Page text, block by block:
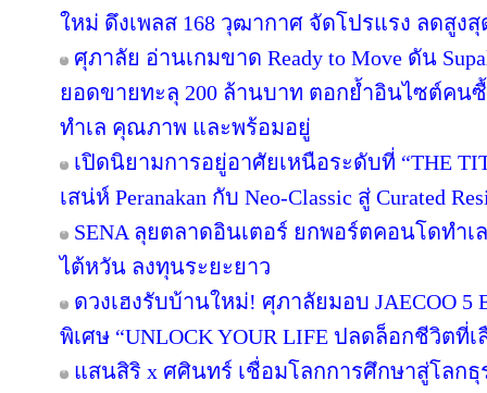
ใหม่ ดึงเพลส 168 วุฒากาศ จัดโปรแรง ลดสูงสุ
ศุภาลัย อ่านเกมขาด Ready to Move ดัน
ยอดขายทะลุ 200 ล้านบาท ตอกย้ำอินไซต์คน
ทำเล คุณภาพ และพร้อมอยู่
เปิดนิยามการอยู่อาศัยเหนือระดับที่ “THE
เสน่ห์ Peranakan กับ Neo-Classic สู่ Curated
SENA ลุยตลาดอินเตอร์ ยกพอร์ตคอนโดทำเ
ไต้หวัน ลงทุนระยะยาว
ดวงเฮงรับบ้านใหม่! ศุภาลัยมอบ JAECOO
พิเศษ “UNLOCK YOUR LIFE ปลดล็อกชีวิตที่เ
แสนสิริ x ศศินทร์ เชื่อมโลกการศึกษาสู่โลกธุ